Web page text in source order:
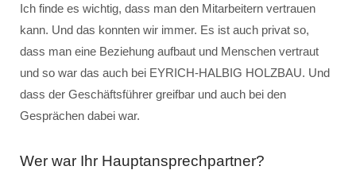
Ich finde es wichtig, dass man den Mitarbeitern vertrauen
kann. Und das konnten wir immer. Es ist auch privat so,
dass man eine Beziehung aufbaut und Menschen vertraut
und so war das auch bei EYRICH-HALBIG HOLZBAU. Und
dass der Geschäftsführer greifbar und auch bei den
Gesprächen dabei war.
Wer war Ihr Hauptansprechpartner?